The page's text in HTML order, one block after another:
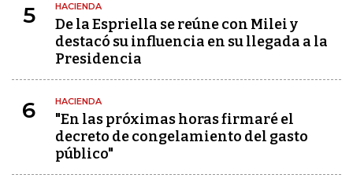
5 HACIENDA
De la Espriella se reúne con Milei y
destacó su influencia en su llegada a la
Presidencia
6 HACIENDA
"En las próximas horas firmaré el
decreto de congelamiento del gasto
público"